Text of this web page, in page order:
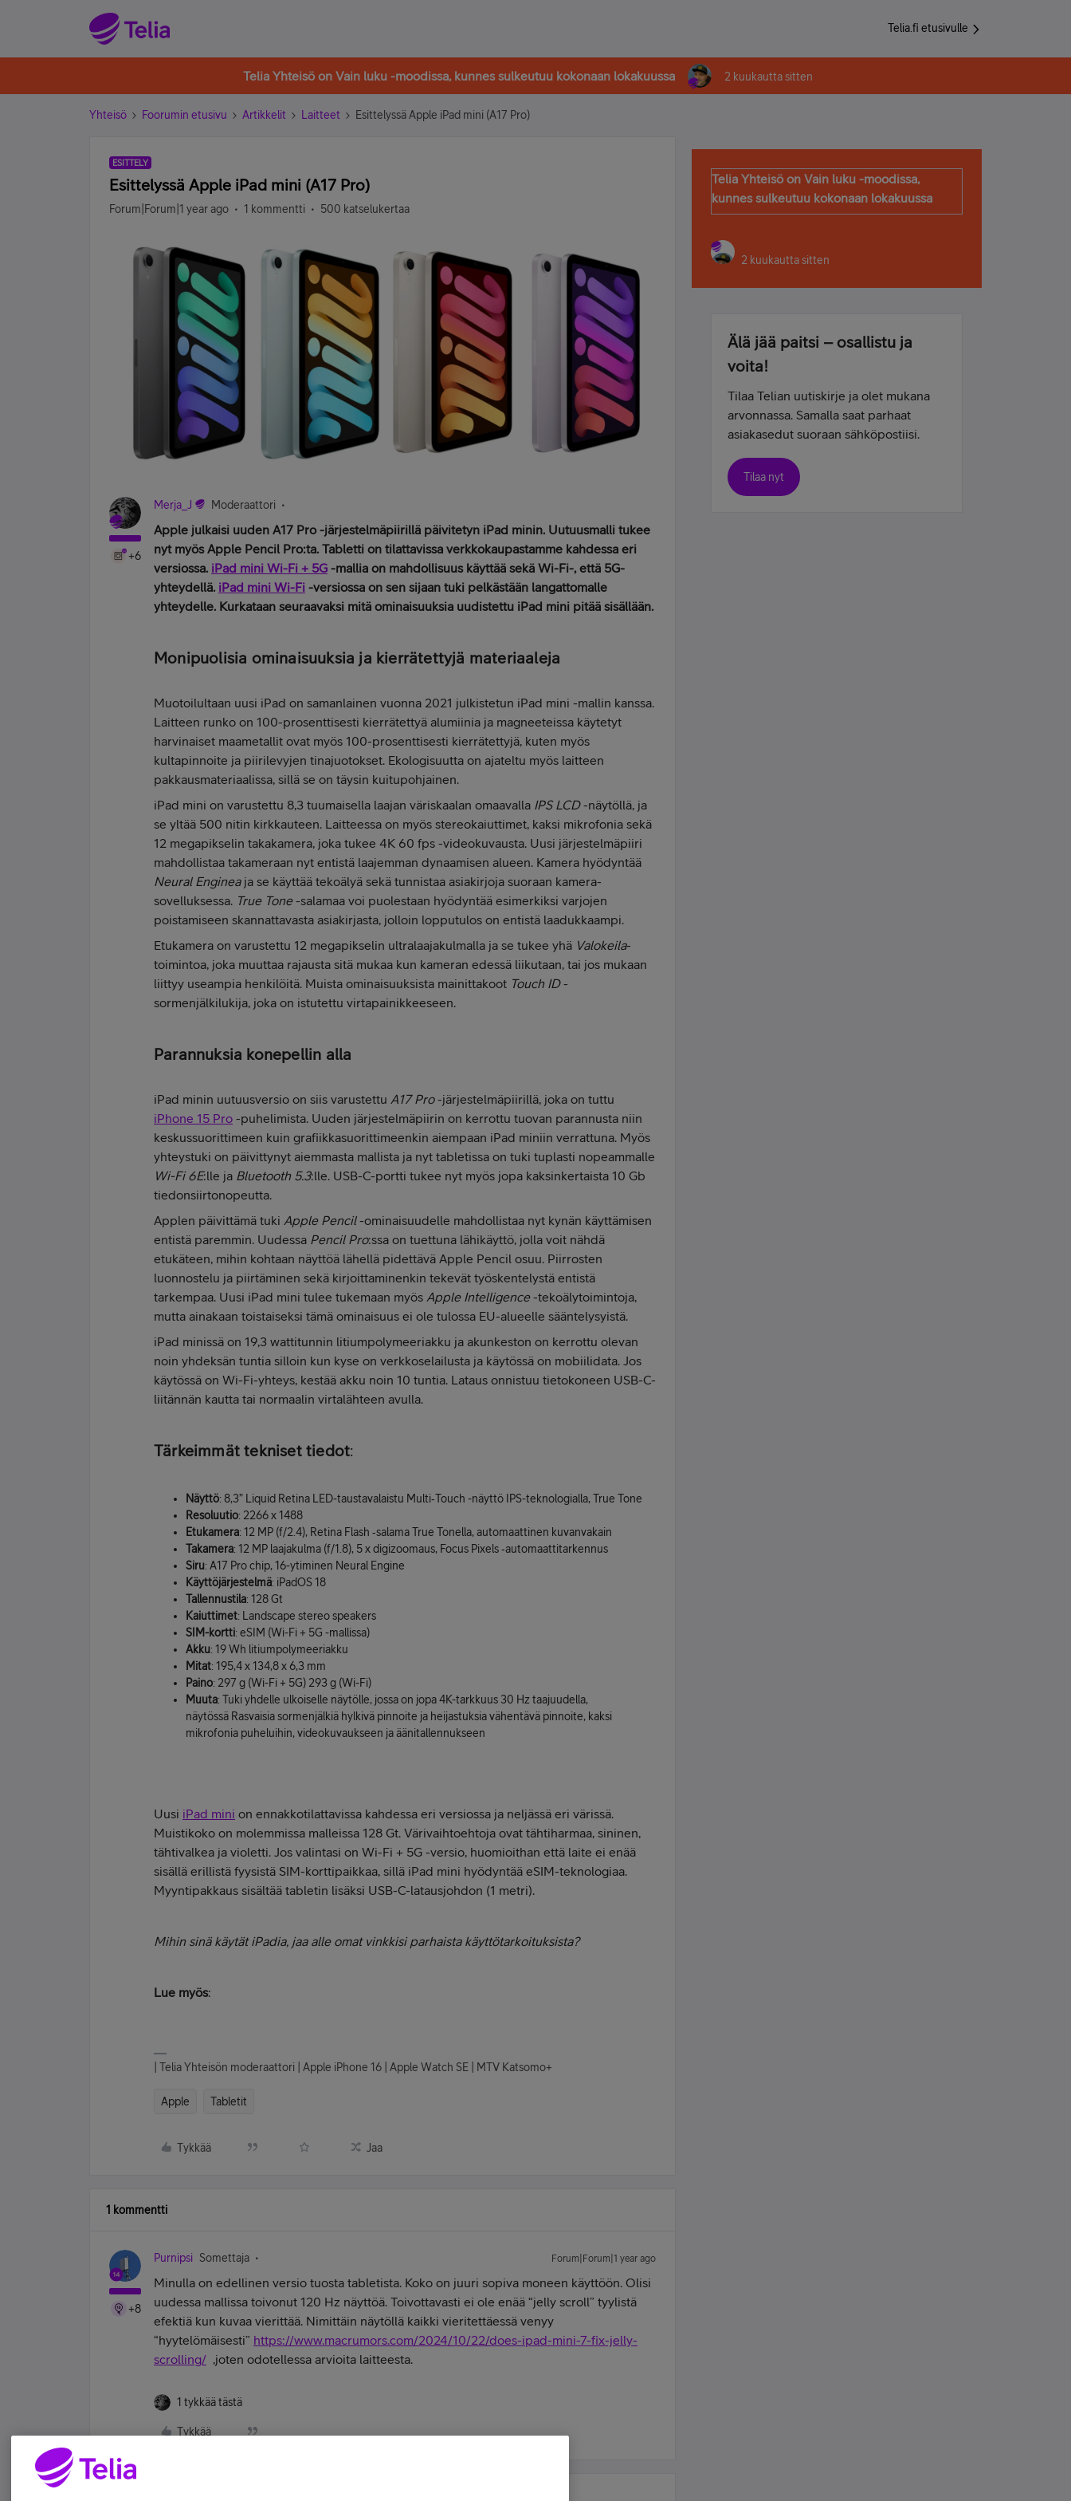
Telia.fi etusivulle
Telia Yhteisö on Vain luku -moodissa, kunnes sulkeutuu kokonaan lokakuussa 2 kuukautta sitten
Yhteisö Foorumin etusivu Artikkelit Laitteet Esittelyssä Apple iPad mini (A17 Pro)
ESITTELY
Esittelyssä Apple iPad mini (A17 Pro)
Forum|Forum|1 year ago 1 kommentti 500 katselukertaa
+6
Merja_J Moderaattori
Apple julkaisi uuden A17 Pro -järjestelmäpiirillä päivitetyn iPad minin. Uutuusmalli tukee
nyt myös Apple Pencil Pro:ta. Tabletti on tilattavissa verkkokaupastamme kahdessa eri
versiossa. iPad mini Wi-Fi + 5G -mallia on mahdollisuus käyttää sekä Wi-Fi-, että 5G-
yhteydellä. iPad mini Wi-Fi -versiossa on sen sijaan tuki pelkästään langattomalle
yhteydelle. Kurkataan seuraavaksi mitä ominaisuuksia uudistettu iPad mini pitää sisällään.
Monipuolisia ominaisuuksia ja kierrätettyjä materiaaleja
Muotoilultaan uusi iPad on samanlainen vuonna 2021 julkistetun iPad mini -mallin kanssa.
Laitteen runko on 100-prosenttisesti kierrätettyä alumiinia ja magneeteissa käytetyt
harvinaiset maametallit ovat myös 100-prosenttisesti kierrätettyjä, kuten myös
kultapinnoite ja piirilevyjen tinajuotokset. Ekologisuutta on ajateltu myös laitteen
pakkausmateriaalissa, sillä se on täysin kuitupohjainen.
iPad mini on varustettu 8,3 tuumaisella laajan väriskaalan omaavalla IPS LCD-näytöllä, ja
se yltää 500 nitin kirkkauteen. Laitteessa on myös stereokaiuttimet, kaksi mikrofonia sekä
12 megapikselin takakamera, joka tukee 4K 60 fps -videokuvausta. Uusi järjestelmäpiiri
mahdollistaa takameraan nyt entistä laajemman dynaamisen alueen. Kamera hyödyntää
Neural Engineaja se käyttää tekoälyä sekä tunnistaa asiakirjoja suoraan kamera-
sovelluksessa. True Tone-salamaa voi puolestaan hyödyntää esimerkiksi varjojen
poistamiseen skannattavasta asiakirjasta, jolloin lopputulos on entistä laadukkaampi.
Etukamera on varustettu 12 megapikselin ultralaajakulmalla ja se tukee yhä Valokeila-
toimintoa, joka muuttaa rajausta sitä mukaa kun kameran edessä liikutaan, tai jos mukaan
liittyy useampia henkilöitä. Muista ominaisuuksista mainittakoot Touch ID-
sormenjälkilukija, joka on istutettu virtapainikkeeseen.
Parannuksia konepellin alla
iPad minin uutuusversio on siis varustettu A17 Pro-järjestelmäpiirillä, joka on tuttu
iPhone 15 Pro -puhelimista. Uuden järjestelmäpiirin on kerrottu tuovan parannusta niin
keskussuorittimeen kuin grafiikkasuorittimeenkin aiempaan iPad miniin verrattuna. Myös
yhteystuki on päivittynyt aiemmasta mallista ja nyt tabletissa on tuki tuplasti nopeammalle
Wi-Fi 6E:lle ja Bluetooth 5.3:lle. USB-C-portti tukee nyt myös jopa kaksinkertaista 10 Gb
tiedonsiirtonopeutta.
Applen päivittämä tuki Apple Pencil-ominaisuudelle mahdollistaa nyt kynän käyttämisen
entistä paremmin. Uudessa Pencil Pro:ssa on tuettuna lähikäyttö, jolla voit nähdä
etukäteen, mihin kohtaan näyttöä lähellä pidettävä Apple Pencil osuu. Piirrosten
luonnostelu ja piirtäminen sekä kirjoittaminenkin tekevät työskentelystä entistä
tarkempaa. Uusi iPad mini tulee tukemaan myös Apple Intelligence-tekoälytoimintoja,
mutta ainakaan toistaiseksi tämä ominaisuus ei ole tulossa EU-alueelle sääntelysyistä.
iPad minissä on 19,3 wattitunnin litiumpolymeeriakku ja akunkeston on kerrottu olevan
noin yhdeksän tuntia silloin kun kyse on verkkoselailusta ja käytössä on mobiilidata. Jos
käytössä on Wi-Fi-yhteys, kestää akku noin 10 tuntia. Lataus onnistuu tietokoneen USB-C-
liitännän kautta tai normaalin virtalähteen avulla.
Tärkeimmät tekniset tiedot:
Näyttö: 8,3” Liquid Retina LED-tausta­valaistu Multi‑Touch -näyttö IPS-teknologialla, True Tone
Resoluutio: 2266 x 1488
Etukamera: 12 MP (f/2.4), Retina Flash ‑salama True Tonella, automaattinen kuvanvakain
Takamera: 12 MP laajakulma (f/1.8), 5 x digizoomaus, Focus Pixels ‑automaatti­­tarkennus
Siru: A17 Pro chip, 16-ytiminen Neural Engine
Käyttöjärjestelmä: iPadOS 18
Tallennustila: 128 Gt
Kaiuttimet: Landscape stereo speakers
SIM-kortti: eSIM (Wi-Fi + 5G -mallissa)
Akku: 19 Wh litiumpolymeeriakku
Mitat: 195,4 x 134,8 x 6,3 mm
Paino: 297 g (Wi-Fi + 5G) 293 g (Wi-Fi)
Muuta: Tuki yhdelle ulkoiselle näytölle, jossa on jopa 4K-tarkkuus 30 Hz taajuudella,
näytössä Rasvaisia sormen­jälkiä hylkivä pinnoite ja heijastuksia vähentävä pinnoite, kaksi
mikrofonia puheluihin, videokuvaukseen ja äänitallennukseen
Uusi iPad mini on ennakkotilattavissa kahdessa eri versiossa ja neljässä eri värissä.
Muistikoko on molemmissa malleissa 128 Gt. Värivaihtoehtoja ovat tähtiharmaa, sininen,
tähtivalkea ja violetti. Jos valintasi on Wi-Fi + 5G -versio, huomioithan että laite ei enää
sisällä erillistä fyysistä SIM-korttipaikkaa, sillä iPad mini hyödyntää eSIM-teknologiaa.
Myyntipakkaus sisältää tabletin lisäksi USB-C-lataus­johdon (1 metri).
Mihin sinä käytät iPadia, jaa alle omat vinkkisi parhaista käyttötarkoituksista?
Lue myös:
| Telia Yhteisön moderaattori | Apple iPhone 16 | Apple Watch SE | MTV Katsomo+
Apple Tabletit
Tykkää Jaa
1 kommentti
+8
Purnipsi Somettaja Forum|Forum|1 year ago
Minulla on edellinen versio tuosta tabletista. Koko on juuri sopiva moneen käyttöön. Olisi
uudessa mallissa toivonut 120 Hz näyttöä. Toivottavasti ei ole enää “jelly scroll” tyylistä
efektiä kun kuvaa vierittää. Nimittäin näytöllä kaikki vieritettäessä venyy
“hyytelömäisesti” https://www.macrumors.com/2024/10/22/does-ipad-mini-7-fix-jelly-
scrolling/ ,joten odotellessa arvioita laitteesta.
1 tykkää tästä
Tykkää
Telia Yhteisö on Vain luku -moodissa,
kunnes sulkeutuu kokonaan lokakuussa
2 kuukautta sitten
Älä jää paitsi – osallistu ja
voita!
Tilaa Telian uutiskirje ja olet mukana
arvonnassa. Samalla saat parhaat
asiakasedut suoraan sähköpostiisi.
Tilaa nyt